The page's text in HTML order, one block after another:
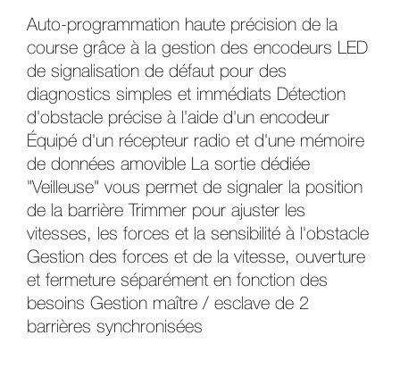
Auto-programmation haute précision de la
course grâce à la gestion des encodeurs LED
de signalisation de défaut pour des
diagnostics simples et immédiats Détection
d'obstacle précise à l'aide d'un encodeur
Équipé d'un récepteur radio et d'une mémoire
de données amovible La sortie dédiée
"Veilleuse" vous permet de signaler la position
de la barrière Trimmer pour ajuster les
vitesses, les forces et la sensibilité à l'obstacle
Gestion des forces et de la vitesse, ouverture
et fermeture séparément en fonction des
besoins Gestion maître / esclave de 2
barrières synchronisées